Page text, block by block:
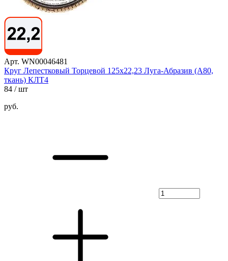
Арт. WN00046481
Круг Лепестковый Торцевой 125х22,23 Луга-Абразив (А80,
ткань) КЛТ4
84 / шт
руб.